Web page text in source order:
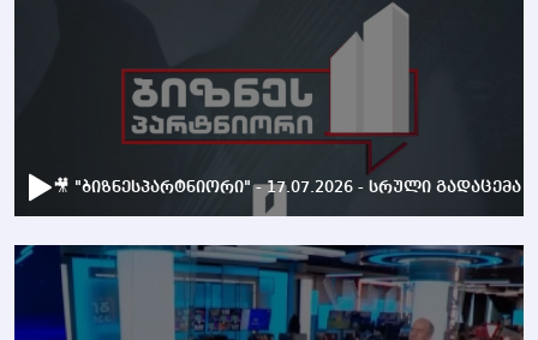
🎥 "ბიზნესპარტნიორი" - 17.07.2026 - სრული გადაცემა